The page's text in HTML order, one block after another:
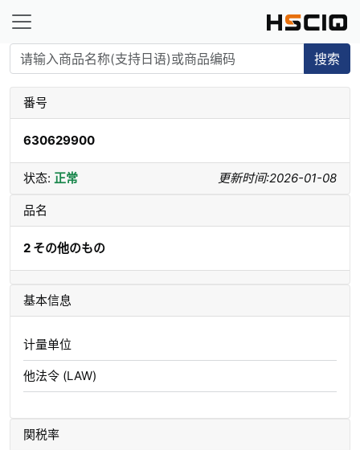
搜索
番号
630629900
状态: 正常 更新时间:2026-01-08
品名
2 その他のもの
基本信息
计量单位
他法令 (LAW)
関税率